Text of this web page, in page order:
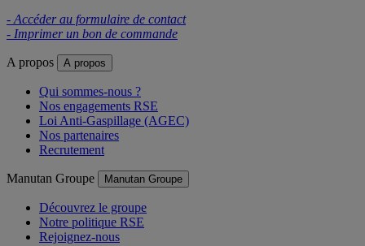
- Accéder au formulaire de contact
- Imprimer un bon de commande
A propos A propos
Qui sommes-nous ?
Nos engagements RSE
Loi Anti-Gaspillage (AGEC)
Nos partenaires
Recrutement
Manutan Groupe Manutan Groupe
Découvrez le groupe
Notre politique RSE
Rejoignez-nous